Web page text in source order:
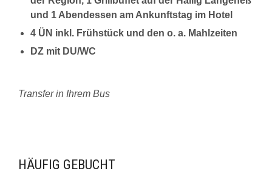
und 1 Abendessen am Ankunftstag im Hotel
4 ÜN inkl. Frühstück und den o. a. Mahlzeiten
DZ mit DU/WC
Transfer in Ihrem Bus
HÄUFIG GEBUCHT